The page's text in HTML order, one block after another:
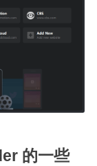
的一些